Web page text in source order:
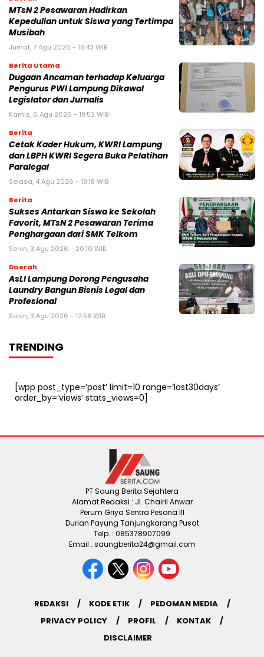
MTsN 2 Pesawaran Hadirkan
Kepedulian untuk Siswa yang Tertimpa
Musibah
Jumat, 7 Agu 2026 - 18:43 WIB
Berita Utama
Dugaan Ancaman terhadap Keluarga
Pengurus PWI Lampung Dikawal
Legislator dan Jurnalis
Kamis, 6 Agu 2026 - 19:52 WIB
Berita
Cetak Kader Hukum, KWRI Lampung
dan LBPH KWRI Segera Buka Pelatihan
Paralegal
Selasa, 4 Agu 2026 - 19:18 WIB
Berita
Sukses Antarkan Siswa ke Sekolah
Favorit, MTsN 2 Pesawaran Terima
Penghargaan dari SMK Telkom
Senin, 3 Agu 2026 - 20:10 WIB
Daerah
AsLI Lampung Dorong Pengusaha
Laundry Bangun Bisnis Legal dan
Profesional
Senin, 3 Agu 2026 - 12:58 WIB
TRENDING
[wpp post_type=’post’ limit=10 range=’last30days’
order_by=’views’ stats_views=0]
PT Saung Berita Sejahtera
Alamat Redaksi : Jl. Chairil Anwar
Perum Griya Sentra Pesona III
Durian Payung Tanjungkarang Pusat
Telp. : 085378907099
Email : saungberita24@gmail.com
REDAKSI KODE ETIK
PEDOMAN MEDIA
PRIVACY POLICY
PROFIL
KONTAK
DISCLAIMER